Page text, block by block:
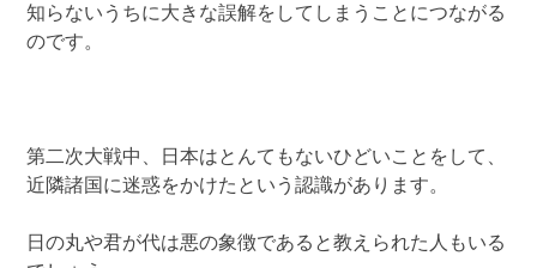
知らないうちに大きな誤解をしてしまうことにつながる
のです。
第二次大戦中、日本はとんてもないひどいことをして、
近隣諸国に迷惑をかけたという認識があります。
日の丸や君が代は悪の象徴であると教えられた人もいる